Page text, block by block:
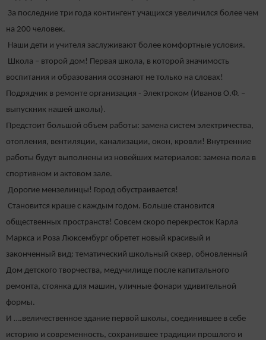
За последние три года контингент учащихся увеличился более чем
на 200 человек.
Наши дети и учителя заслуживают более комфортные условия.
Школа – второй дом! Первая школа, в которой значимость
воспитания и образования осознают не только на словах!
Подрядчик в ремонте организация - Электроком (Иванов О.Ф. –
выпускник нашей школы).
Предстоит большой объем работы: замена систем электричества,
отопления, вентиляции, канализации, окон, кровли! Внутренние
работы будут выполнены из новейших материалов: замена пола в
спортивном и актовом зале.
Дорогие мензелинцы! Город обустраивается!
Становится краше с каждым годом. Больше становится
общественных пространств! Совсем скоро перекресток Карла
Маркса и Роза Люксембург обретет новый красивый и
законченный вид: тематический школьный сквер, обновленный
Дом детского творчества, медучилище после капитального
ремонта, стоянка для машин, уличные фонари удивительной
формы.
И ….величественное здание первой школы, соединившее в себе
историю и современность, сохранившее традиции прошлого и